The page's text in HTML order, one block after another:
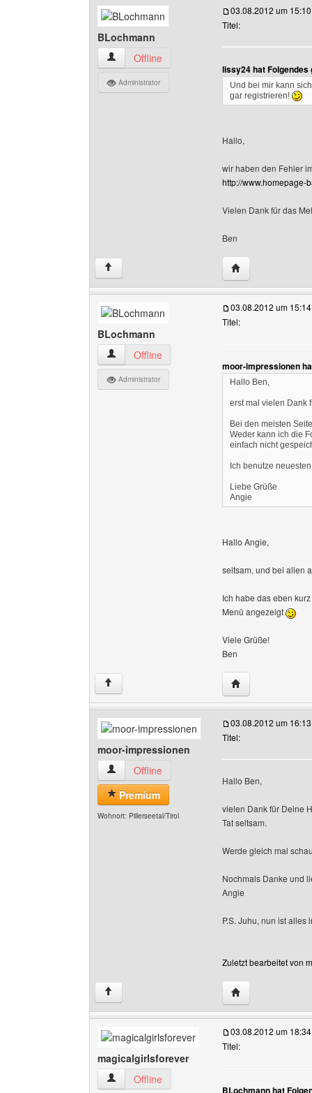
BLochmann
BLochmann Benutzer-Profile anzeigen
Offline
Administrator
03.08.2012 um 15:10
Titel:
lissy24 hat
Und bei mir kann
gar registrieren!
Hallo,
wir haben den Fehler
http://www.homepage-
Vielen Dank für das
Ben
↑ Website dieses
BLochmann
BLochmann Benutzer-Profile anzeigen
Offline
Administrator
03.08.2012 um 15:14
Titel:
moor-impressionen
Hallo Ben,
erst mal vielen Dank
Bei den meisten
Weder kann ich die
einfach nicht
Ich benutze
Liebe Grüße
Angie
Hallo Angie,
seltsam, und bei allen
Ich habe das eben
Menü angezeigt
Viele Grüße!
Ben
↑ Website dieses
moor-impressionen
moor-impressionen Benutzer-Profile anzeigen
Offline
Premium
Wohnort: Pillerseetal/Tirol
03.08.2012 um 16:13
Titel:
Hallo Ben,
vielen Dank für Deine
Tat seltsam.
Werde gleich mal
Nochmals Danke und
Angie
P.S. Juhu, nun ist alles
Zuletzt bearbeitet von
↑ Website dieses
magicalgirlsforever
magicalgirlsforever Benutzer-Profile anzeigen
Offline
03.08.2012 um 18:34
Titel:
BLochmann hat